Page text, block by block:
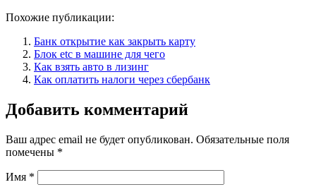
Похожие публикации:
Банк открытие как закрыть карту
Блок etc в машине для чего
Как взять авто в лизинг
Как оплатить налоги через сбербанк
Добавить комментарий
Ваш адрес email не будет опубликован. Обязательные поля
помечены *
Имя *